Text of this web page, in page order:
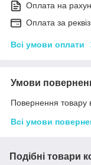
Оплата на
Оплата за
Всі умови оплати
Умови
Повернення товару
Всі умови
Подібні товари